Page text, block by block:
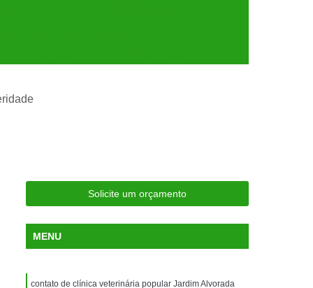
Gatos
para Silvestres
para Animais Silvestres
Consulta para Animais Silvestres
Santo André
Solicite um orçamento
MENU
contato de clínica veterinária popular Jardim Alvorada